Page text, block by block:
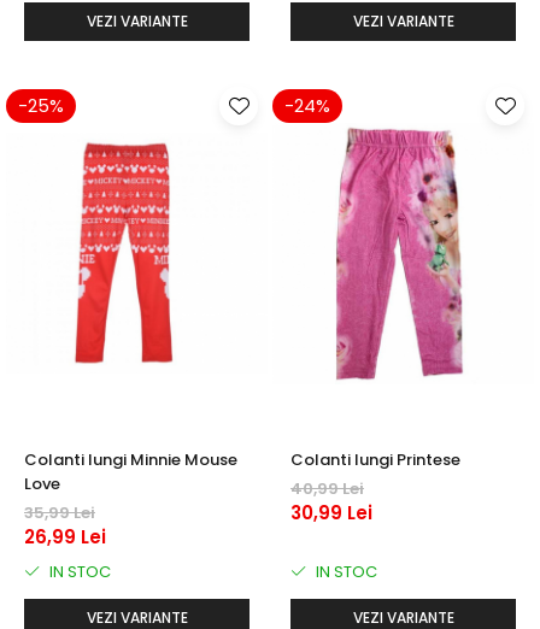
VEZI VARIANTE VEZI VARIANTE
-25%
Colanti lungi Minnie Mouse
Love
35,99 Lei
26,99 Lei
IN STOC
VEZI VARIANTE
-24%
Colanti lungi Printese
40,99 Lei
30,99 Lei
IN STOC
VEZI VARIANTE